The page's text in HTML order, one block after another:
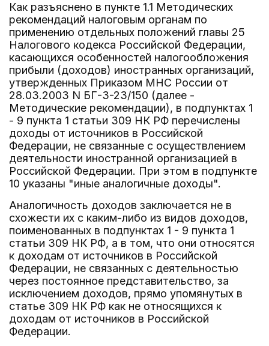
Как разъяснено в пункте 1.1 Методических
рекомендаций налоговым органам по
применению отдельных положений главы 25
Налогового кодекса Российской Федерации,
касающихся особенностей налогообложения
прибыли (доходов) иностранных организаций,
утвержденных Приказом МНС России от
28.03.2003 N БГ-3-23/150 (далее -
Методические рекомендации), в подпунктах 1
- 9 пункта 1 статьи 309 НК РФ перечислены
доходы от источников в Российской
Федерации, не связанные с осуществлением
деятельности иностранной организацией в
Российской Федерации. При этом в подпункте
10 указаны "иные аналогичные доходы".
Аналогичность доходов заключается не в
схожести их с каким-либо из видов доходов,
поименованных в подпунктах 1 - 9 пункта 1
статьи 309 НК РФ, а в том, что они относятся
к доходам от источников в Российской
Федерации, не связанных с деятельностью
через постоянное представительство, за
исключением доходов, прямо упомянутых в
статье 309 НК РФ как не относящихся к
доходам от источников в Российской
Федерации.